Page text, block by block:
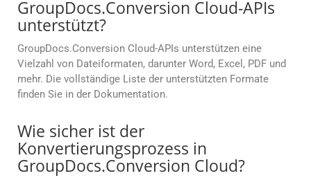
GroupDocs.Conversion Cloud-APIs
unterstützt?
GroupDocs.Conversion Cloud-APIs unterstützen eine
Vielzahl von Dateiformaten, darunter Word, Excel, PDF und
mehr. Die vollständige Liste der unterstützten Formate
finden Sie in der Dokumentation.
Wie sicher ist der
Konvertierungsprozess in
GroupDocs.Conversion Cloud?